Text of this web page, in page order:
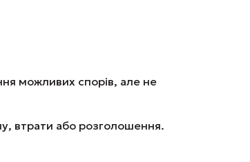
можливих спорів, але не
втрати або розголошення.